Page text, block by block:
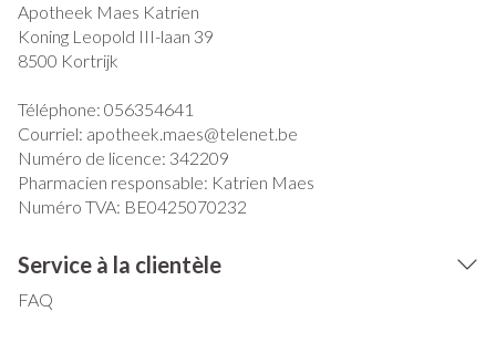
Apotheek Maes Katrien
Koning Leopold III-laan 39
8500 Kortrijk
Téléphone: 056354641
Courriel: apotheek.maes@telenet.be
Numéro de licence: 342209
Pharmacien responsable: Katrien Maes
Numéro TVA: BE0425070232
Service à la clientèle
FAQ